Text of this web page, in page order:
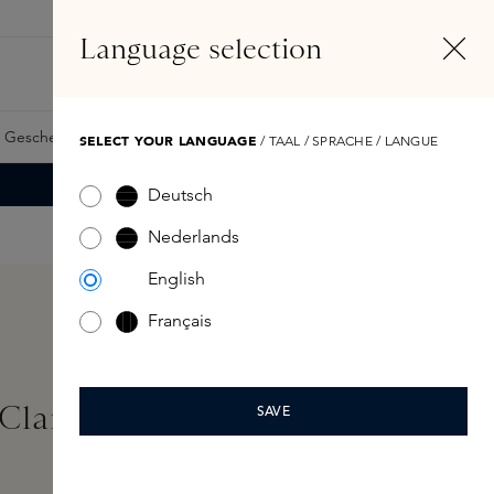
Samples Skins Exclusives Skins Boxen
Treatment 29,5ML
Language selection
SELECT YOUR LANGUAGE / TAAL / SPRACHE / LANGUE
Deutsch
Nederlands
English
Français
SAVE